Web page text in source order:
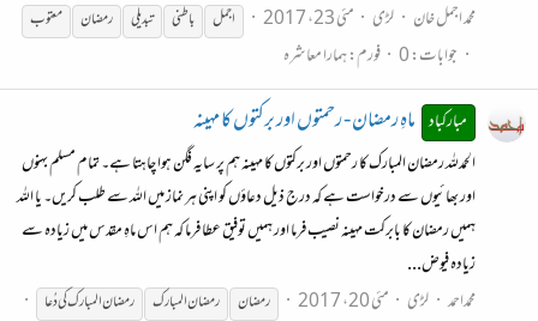
محمد اجمل خان
لڑی مئی 23، 2017 اجمل باطنی تبدیلی رمضان معتوب
جوابات: 0 فورم:ہمارا معاشرہ
مبارکباد ماہِ رمضان - رحمتوں اور برکتوں کا مہینہ
الحمدللہ رمضان المبارک کا رحمتوں اور برکتوں کا مہینہ ہم پر سایہ فگن ہوا چاہتا ہے۔ تمام مسلم بہنوں
اور بھائیوں سے درخواست ہے کہ درج ذیل دعاؤں کو اپنی ہر نماز میں اللہ سے طلب کریں۔ یا اللہ
ہمیں رمضان کا بابرکت مہینہ نصیب فرما اور ہمیں توفیق عطا فرما کہ ہم اس ماہِ مقدس میں زیادہ سے
زیادہ فیوض...
محمداحمد لڑی مئی 20، 2017 رمضان رمضانالمبارک رمضانالمبارک کی دُعا